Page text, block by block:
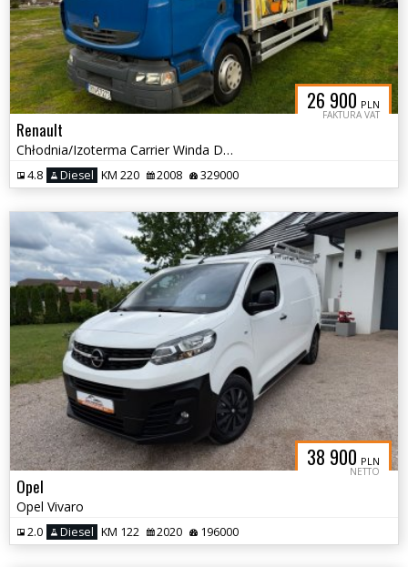
26 900 PLN
FAKTURA VAT
Renault
Chłodnia/Izoterma Carrier Winda Dhollandia
4.8 Diesel KM 220 2008 329000
38 900 PLN
NETTO
Opel
Opel Vivaro
2.0 Diesel KM 122 2020 196000